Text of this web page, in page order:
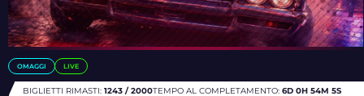
OMAGGI LIVE
BIGLIETTI RIMASTI: 1243 / 2000TEMPO AL COMPLETAMENTO: 6D 0H 54M 1S